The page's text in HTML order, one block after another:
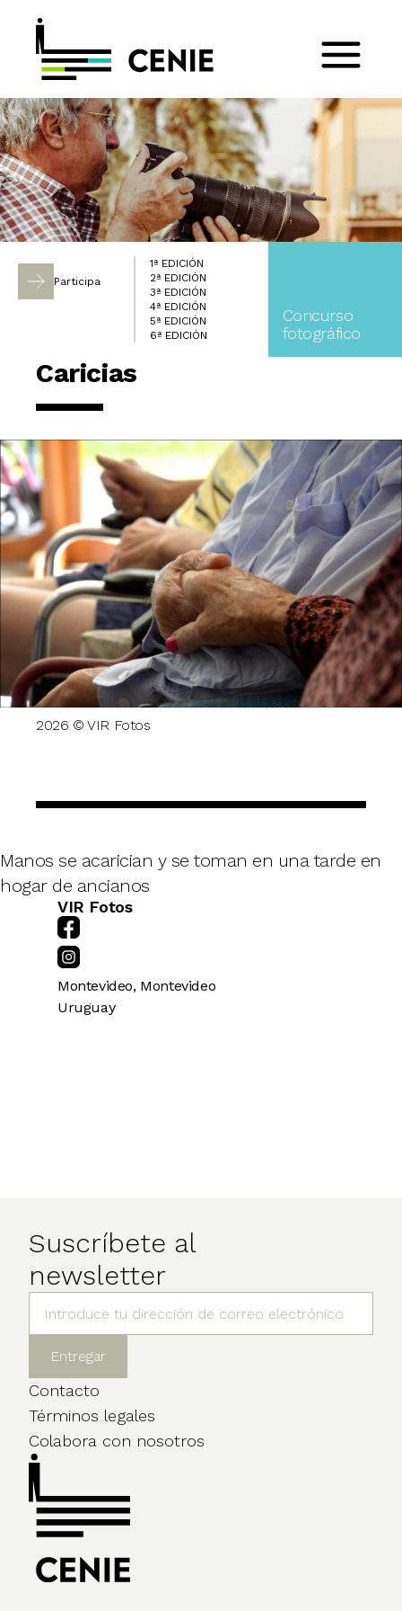
Participa
1ª EDICIÓN
2ª EDICIÓN
3ª EDICIÓN
4ª EDICIÓN
5ª EDICIÓN
6ª EDICIÓN
Concurso
fotográfico
Caricias
2026 © VIR Fotos
Manos se acarician y se toman en una tarde en
hogar de ancianos
VIR Fotos
Montevideo, Montevideo
Uruguay
Suscríbete al
newsletter
Contacto
Términos legales
Colabora con nosotros